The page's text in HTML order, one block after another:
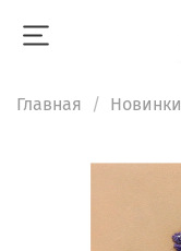
Главная Новинки